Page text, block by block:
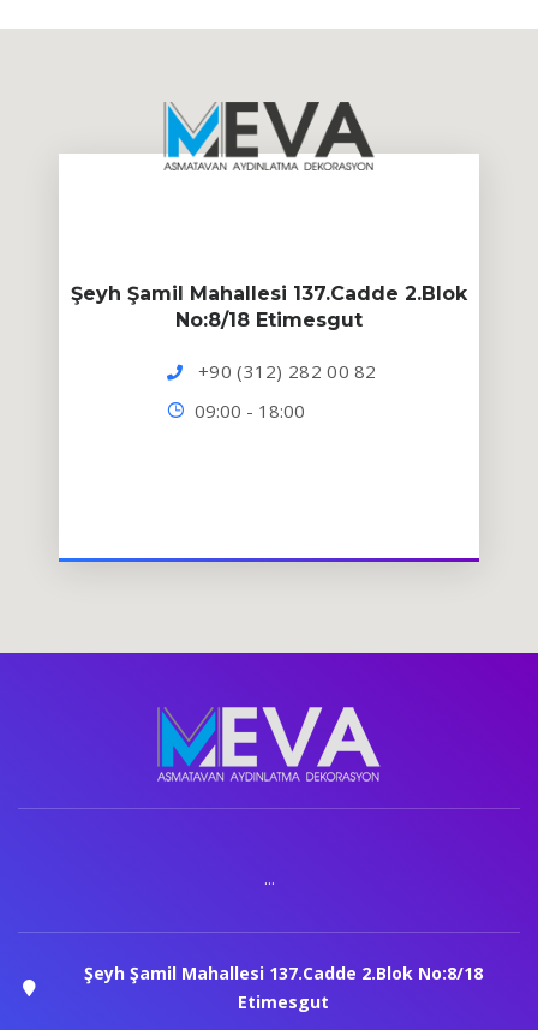
Şeyh Şamil Mahallesi 137.Cadde 2.Blok
No:8/18 Etimesgut
+90 (312) 282 00 82
09:00 - 18:00
...
Şeyh Şamil Mahallesi 137.Cadde 2.Blok No:8/18
Etimesgut